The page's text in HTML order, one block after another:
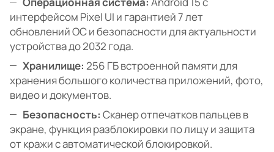
интерфейсом Pixel UI и гарантией 7 лет
обновлений ОС и безопасности для актуальности
устройства до 2032 года.
Хранилище: 256 ГБ встроенной памяти для
хранения большого количества приложений, фото,
видео и документов.
Безопасность: Сканер отпечатков пальцев в
экране, функция разблокировки по лицу и защита
от кражи с автоматической блокировкой.